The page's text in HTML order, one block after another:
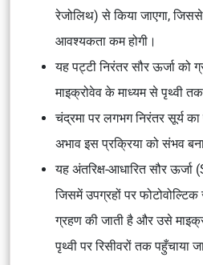
रेजोलिथ) से किया जाएगा,
आवश्यकता कम होगी।
यह पट्टी निरंतर सौर ऊर्जा
माइक्रोवेव के माध्यम से पृथ्वी तक
चंद्रमा पर लगभग निरंतर सूर्य
अभाव इस प्रक्रिया को संभव
यह अंतरिक्ष-आधारित सौर
जिसमें उपग्रहों पर फोटोवोल्टिक
ग्रहण की जाती है और उसे
पृथ्वी पर रिसीवरों तक पहुँचाया